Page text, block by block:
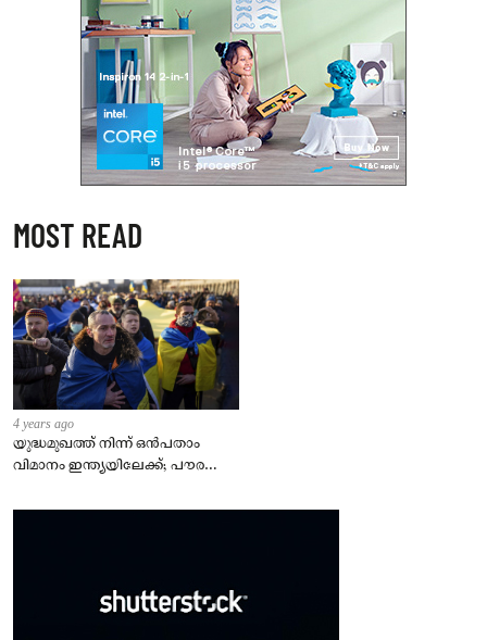
MOST READ
4 years ago
യുദ്ധമുഖത്ത് നിന്ന് ഒൻപതാം
വിമാനം ഇന്ത്യയിലേക്ക്; പൗരന്മാർ
– കേന്ദ്രം